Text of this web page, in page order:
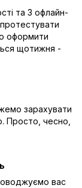
та 3 офлайн-
оформити
щотижня -
зарахувати
Просто, чесно,
вас